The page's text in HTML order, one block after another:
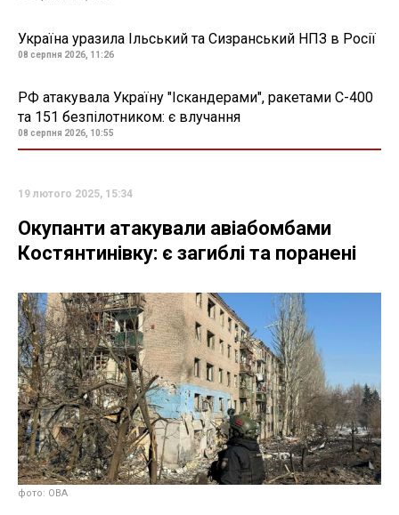
Україна уразила Ільський та Сизранський НПЗ в Росії
08 серпня 2026, 11:26
РФ атакувала Україну "Іскандерами", ракетами С-400
та 151 безпілотником: є влучання
08 серпня 2026, 10:55
19 лютого 2025, 15:34
Окупанти атакували авіабомбами
Костянтинівку: є загиблі та поранені
фото: ОВА